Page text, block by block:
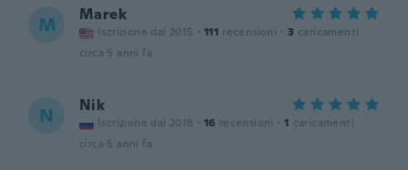
M Marek
Iscrizione dal 2015 · 111 recensioni · 3 caricamenti
circa 5 anni fa
N Nik
Iscrizione dal 2018 · 16 recensioni · 1 caricamenti
circa 5 anni fa